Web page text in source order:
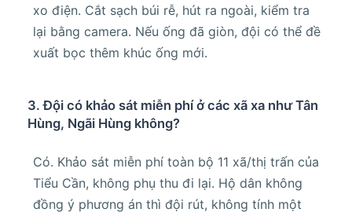
xo điện. Cắt sạch búi rễ, hút ra ngoài, kiểm tra
lại bằng camera. Nếu ống đã giòn, đội có thể đề
xuất bọc thêm khúc ống mới.
3. Đội có khảo sát miễn phí ở các xã xa như Tân
Hùng, Ngãi Hùng không?
Có. Khảo sát miễn phí toàn bộ 11 xã/thị trấn của
Tiểu Cần, không phụ thu đi lại. Hộ dân không
đồng ý phương án thì đội rút, không tính một